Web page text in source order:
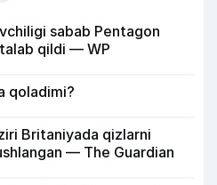
sabab Pentagon
qildi — WP
qoladimi?
Britaniyada qizlarni
— The Guardian